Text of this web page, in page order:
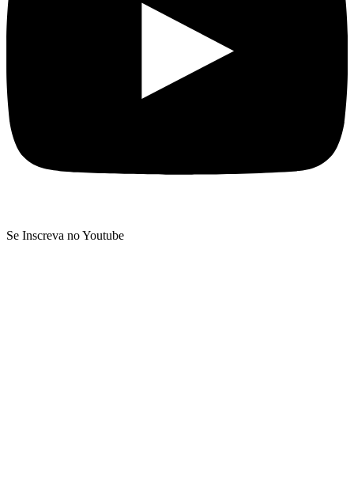
Se Inscreva no Youtube